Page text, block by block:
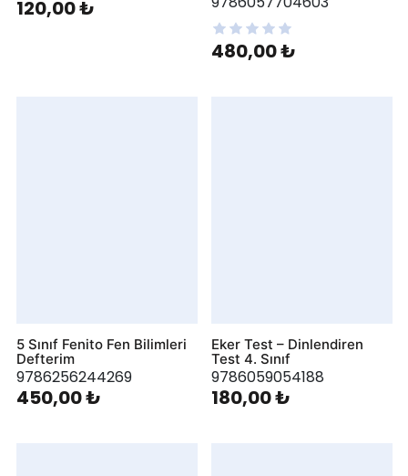
120,00 ₺
480,00 ₺
5 Sınıf Fenito Fen Bilimleri
Defterim
9786256244269
450,00 ₺
Eker Test – Dinlendiren
Test 4. Sınıf
9786059054188
180,00 ₺